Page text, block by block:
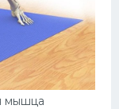
мышца